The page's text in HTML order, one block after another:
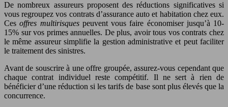
De nombreux assureurs proposent des réductions significatives si
vous regroupez vos contrats d’assurance auto et habitation chez eux.
Cesoffres multirisques peuvent vous faire économiser jusqu’à 10-
15% sur vos primes annuelles. De plus, avoir tous vos contrats chez
le même assureur simplifie la gestion administrative et peut faciliter
le traitement des sinistres.
Avant de souscrire à une offre groupée, assurez-vous cependant que
chaque contrat individuel reste compétitif. Il ne sert à rien de
bénéficier d’une réduction si les tarifs de base sont plus élevés que la
concurrence.